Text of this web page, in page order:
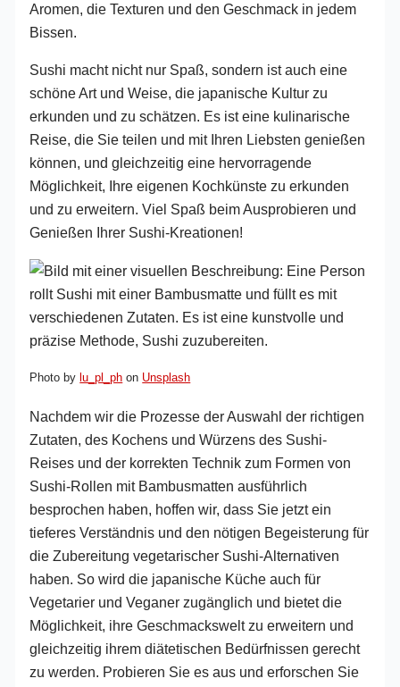
Aromen, die Texturen und den Geschmack in jedem
Bissen.
Sushi macht nicht nur Spaß, sondern ist auch eine
schöne Art und Weise, die japanische Kultur zu
erkunden und zu schätzen. Es ist eine kulinarische
Reise, die Sie teilen und mit Ihren Liebsten genießen
können, und gleichzeitig eine hervorragende
Möglichkeit, Ihre eigenen Kochkünste zu erkunden
und zu erweitern. Viel Spaß beim Ausprobieren und
Genießen Ihrer Sushi-Kreationen!
Photo by lu_pl_ph on Unsplash
Nachdem wir die Prozesse der Auswahl der richtigen
Zutaten, des Kochens und Würzens des Sushi-
Reises und der korrekten Technik zum Formen von
Sushi-Rollen mit Bambusmatten ausführlich
besprochen haben, hoffen wir, dass Sie jetzt ein
tieferes Verständnis und den nötigen Begeisterung für
die Zubereitung vegetarischer Sushi-Alternativen
haben. So wird die japanische Küche auch für
Vegetarier und Veganer zugänglich und bietet die
Möglichkeit, ihre Geschmackswelt zu erweitern und
gleichzeitig ihrem diätetischen Bedürfnissen gerecht
zu werden. Probieren Sie es aus und erforschen Sie